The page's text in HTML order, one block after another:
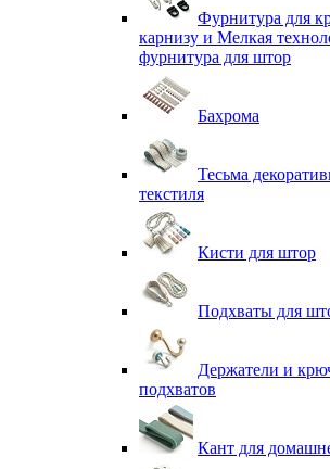
Фурнитура для
карнизу и Мелкая
фурнитура для штор
Бахрома
Тесьма
текстиля
Кисти для штор
Подхваты для
Держатели и
подхватов
Кант для